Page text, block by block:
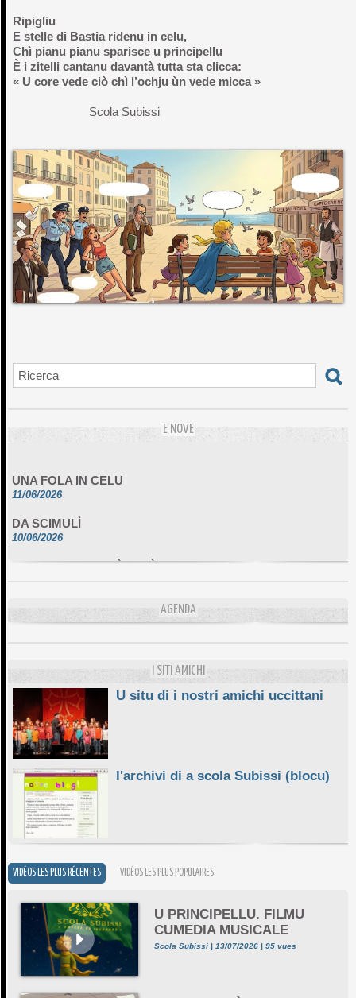
Ripigliu
E stelle di Bastia ridenu in celu,
Chì pianu pianu sparisce u principellu
È i zitelli cantanu davantà tutta sta clicca:
« U core vede ciò chì l’ochju ùn vede micca »
Scola Subissi
E NOVE
11/06/2026
DA SCIMULÌ
10/06/2026
L'ESSENZIALE CHÌ GHJÈ
10/06/2026 AGENDA
I SITI AMICHI
U situ di i nostri amichi uccittani
l'archivi di a scola Subissi (blocu)
VIDÉOS LES PLUS RÉCENTES VIDÉOS LES PLUS POPULAIRES
U PRINCIPELLU. FILMU
CUMEDIA MUSICALE
Scola Subissi | 13/07/2026 | 95 vues